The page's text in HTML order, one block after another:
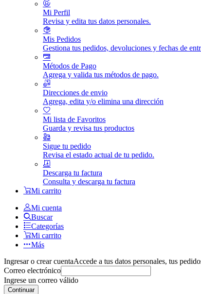
Mi Perfil
Revisa y edita tus datos personales.
Mis Pedidos
Gestiona tus pedidos, devoluciones y fechas de
Métodos de Pago
Agrega y valida tus métodos de pago.
Direcciones de envio
Agrega, edita y/o elimina una dirección
Mi lista de Favoritos
Guarda y revisa tus productos
Sigue tu pedido
Revisa el estado actual de tu pedido.
Descarga tu factura
Consulta y descarga tu factura
Mi carrito
Mi cuenta
Buscar
Categorías
Mi carrito
Más
Ingresar o crear cuentaAccede a tus datos personales, tus
Correo electrónico
Ingrese un correo válido
Continuar